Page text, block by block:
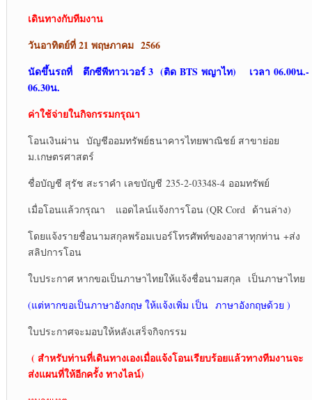
เดินทางกับทีมงาน
วันอาทิตย์ที่ 21 พฤษภาคม 2566
นัดขึ้นรถที่ตึกซีพีทาวเวอร์ 3 (ติด BTS พญาไท) เวลา 06.00น.-
06.30น.
ค่าใช้จ่ายในกิจกรรมกรุณา
โอนเงินผ่าน บัญชีออมทรัพย์ธนาคารไทยพาณิชย์ สาขาย่อย
ม.เกษตรศาสตร์
ชื่อบัญชี สุรัช สะราคำ เลขบัญชี 235-2-03348-4 ออมทรัพย์
เมื่อโอนแล้วกรุณา แอดไลน์แจ้งการโอน (QR Cord ด้านล่าง)
โดยแจ้งรายชื่อนามสกุลพร้อมเบอร์โทรศัพท์ของอาสาทุกท่าน +ส่ง
สลิปการโอน
ใบประกาศ หากขอเป็นภาษาไทยให้แจ้งชื่อนามสกุล เป็นภาษาไทย
(แต่หากขอเป็นภาษาอังกฤษ ให้แจ้งเพิ่ม เป็น ภาษาอังกฤษด้วย )
ใบประกาศจะมอบให้หลังเสร็จกิจกรรม
( สำหรับท่านที่เดินทางเองเมื่อแจ้งโอนเรียบร้อยแล้วทางทีมงานจะ
ส่งแผนที่ให้อีกครั้ง ทางไลน์)